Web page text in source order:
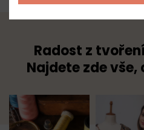
Radost z
Najdete zde